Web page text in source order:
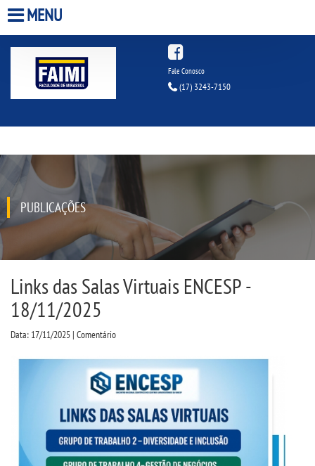
HOME
QUEM SOMOS
INFRAESTRUTURA
ESTÁGIOS
BIBLIOTECA
CPSA
CURSOS
MENU
Fale Conosco
(17) 3243-7150
PUBLICAÇÕES
Links das Salas Virtuais ENCESP -
18/11/2025
Data: 17/11/2025 | Comentário